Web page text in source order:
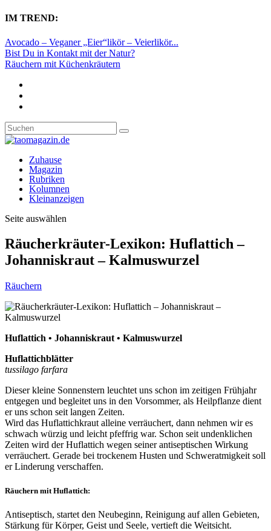
IM TREND:
Avocado – Veganer „Eier“likör – Veierlikör...
Bist Du in Kontakt mit der Natur?
Räuchern mit Küchenkräutern
Zuhause
Magazin
Rubriken
Kolumnen
Kleinanzeigen
Seite auswählen
Räucherkräuter-Lexikon: Huflattich –
Johanniskraut – Kalmuswurzel
Räuchern
Huflattich • Johanniskraut • Kalmuswurzel
Huflattichblätter
tussilago farfara
Dieser kleine Sonnenstern leuchtet uns schon im zeitigen Frühjahr
entgegen und begleitet uns in den Vorsommer, als Heilpflanze dient
er uns schon seit langen Zeiten.
Wird das Huflattichkraut alleine verräuchert, dann nehmen wir es
schwach würzig und leicht pfeffrig war. Schon seit undenklichen
Zeiten wird der Huflattich wegen seiner antiseptischen Wirkung
verräuchert. Gerade bei trockenem Husten und Schweratmigkeit soll
er Linderung verschaffen.
Räuchern mit Huflattich:
Antiseptisch, startet den Neubeginn, Reinigung auf allen Gebieten,
Stärkung für Körper, Geist und Seele, vertieft die Weitsicht.